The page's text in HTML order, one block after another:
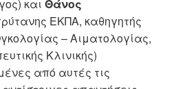
καιΘάνος
ΕΚΠΑ, καθηγητής
– Αιματολογίας,
Κλινικής)
από αυτές τις